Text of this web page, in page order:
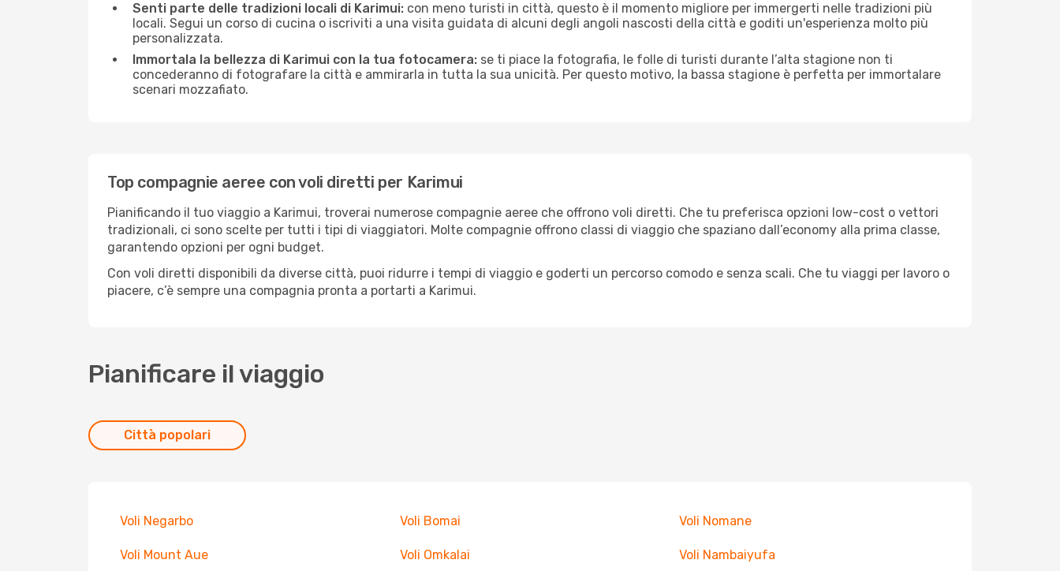
Senti parte delle tradizioni locali di Karimui: con meno turisti in città, questo è il momento migliore per immergerti nelle tradizioni più
locali. Segui un corso di cucina o iscriviti a una visita guidata di alcuni degli angoli nascosti della città e goditi un'esperienza molto più
personalizzata.
Immortala la bellezza di Karimui con la tua fotocamera: se ti piace la fotografia, le folle di turisti durante l’alta stagione non ti
concederanno di fotografare la città e ammirarla in tutta la sua unicità. Per questo motivo, la bassa stagione è perfetta per immortalare
scenari mozzafiato.
Top compagnie aeree con voli diretti per Karimui
Pianificando il tuo viaggio a Karimui, troverai numerose compagnie aeree che offrono voli diretti. Che tu preferisca opzioni low-cost o vettori
tradizionali, ci sono scelte per tutti i tipi di viaggiatori. Molte compagnie offrono classi di viaggio che spaziano dall’economy alla prima classe,
garantendo opzioni per ogni budget.
Con voli diretti disponibili da diverse città, puoi ridurre i tempi di viaggio e goderti un percorso comodo e senza scali. Che tu viaggi per lavoro o
piacere, c’è sempre una compagnia pronta a portarti a Karimui.
Pianificare il viaggio
Città popolari
Voli Negarbo Voli Bomai Voli Nomane
Voli Mount Aue Voli Omkalai Voli Nambaiyufa